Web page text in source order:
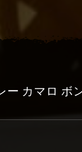
ー カマロ ボ